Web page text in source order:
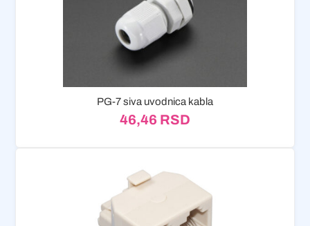
PG-7 siva uvodnica kabla
46,46 RSD